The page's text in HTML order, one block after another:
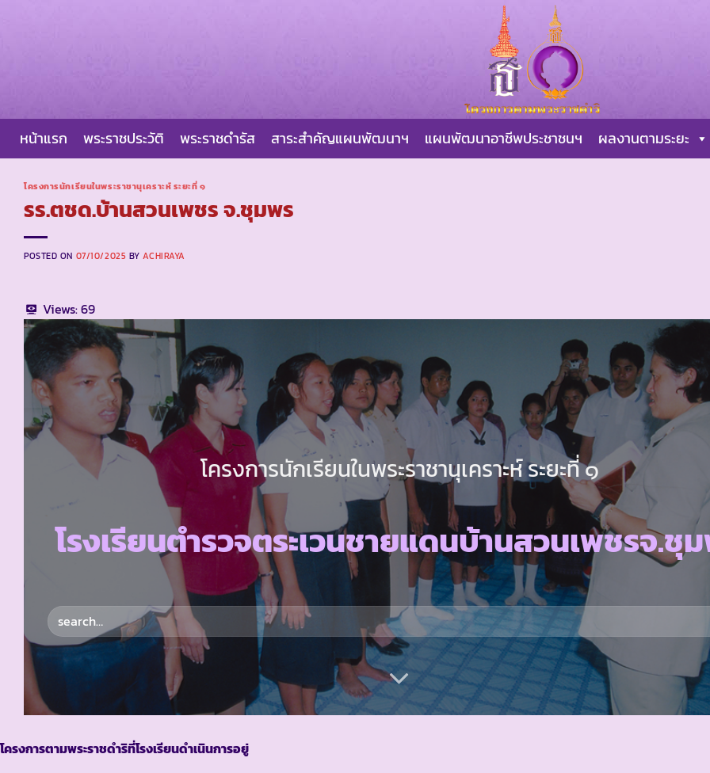
หน้าแรก พระราชประวัติ พระราชดำรัส สาระสำคัญแผนพัฒนาฯ แผนพัฒนาอาชีพประชาชนฯ ผลงานตามระยะ
โครงการนักเรียนในพระราชานุเคราะห์ ระยะที่ ๑
รร.ตชด.บ้านสวนเพชร จ.ชุมพร
POSTED ON 07/10/2025 BYACHIRAYA
Views:69
โครงการนักเรียนในพระราชานุเคราะห์ ระยะที่ ๑
โรงเรียนตำรวจตระเวนชายแดนบ้านสวนเพชรจ.ชุ
โครงการตามพระราชดำริที่โรงเรียนดำเนินการอยู่